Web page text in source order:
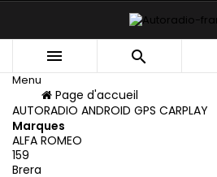
 
Menu
Page d'accueil
AUTORADIO ANDROID GPS CARPLAY
Marques
ALFA ROMEO
159
Brera